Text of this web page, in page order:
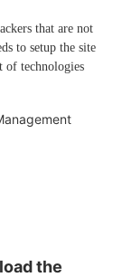
that are not
to setup the site
of technologies
the